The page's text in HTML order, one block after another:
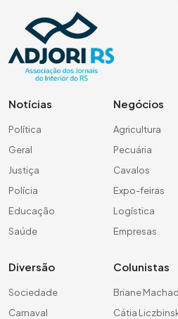
Notícias
Política
Geral
Justiça
Polícia
Educação
Saúde
Negócios
Agricultura
Pecuária
Cavalos
Expo-feiras
Logística
Empresas
Diversão
Sociedade
Carnaval
Colunistas
Briane
Cátia